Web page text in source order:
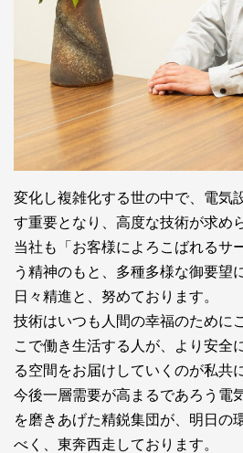
変化し複雑化する世の中で、電気
す重要となり、高度な技術が求め
当社も「お客様によろこばれるサ
う精神のもと、多種多様な御要望
日々精進と、努めております。
技術はいつも人間の幸福のために
こで働き生活する人が、より安全
る空間をお届けしていくのが私共
今後一層需要が高まるであろう電
を磨きあげた精鋭集団が、明日の
べく、東奔西走しております。